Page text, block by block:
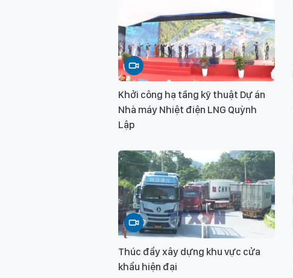
Khởi công hạ tầng kỹ thuật Dự án
Nhà máy Nhiệt điện LNG Quỳnh
Lập
Thúc đẩy xây dựng khu vực cửa
khẩu hiện đại